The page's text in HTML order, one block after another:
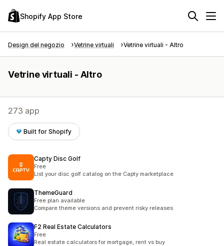
Shopify App Store
Design del negozio Vetrine virtuali Vetrine virtuali - Altro
Vetrine virtuali - Altro
273 app
Built for Shopify
Capty Disc Golf
Free
List your disc golf catalog on the Capty marketplace
ThemeGuard
Free plan available
Compare theme versions and prevent risky releases
F2 Real Estate Calculators
Free
Real estate calculators for mortgage, rent vs buy